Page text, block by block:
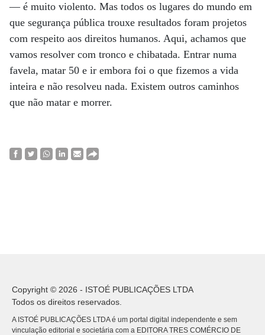
— é muito violento. Mas todos os lugares do mundo em
que segurança pública trouxe resultados foram projetos
com respeito aos direitos humanos. Aqui, achamos que
vamos resolver com tronco e chibatada. Entrar numa
favela, matar 50 e ir embora foi o que fizemos a vida
inteira e não resolveu nada. Existem outros caminhos
que não matar e morrer.
Copyright © 2026 - ISTOÉ PUBLICAÇÕES LTDA
Todos os direitos reservados.
A ISTOÉ PUBLICAÇÕES LTDA é um portal digital independente e sem
vinculação editorial e societária com a EDITORA TRES COMÉRCIO DE